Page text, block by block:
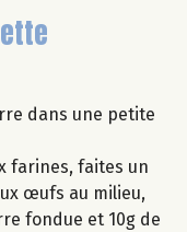
dans une petite
farines, faites un
œufs au milieu,
fondue et 10g de